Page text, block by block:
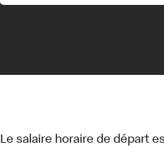
Le salaire horaire de départ